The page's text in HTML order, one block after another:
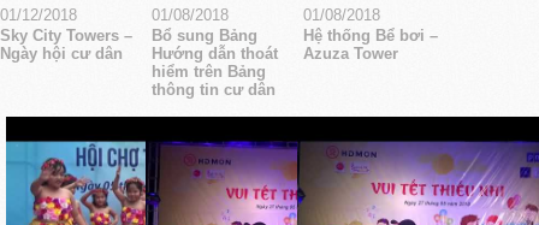
01/12/2018
Sky City Towers –
Ngày hội cư dân
01/08/2018
Bổ sung Bảng
Hướng dẫn thoát
hiểm trên Bảng
thông tin cư dân
01/08/2018
Hệ thống Bể bơi –
Azuza Tower